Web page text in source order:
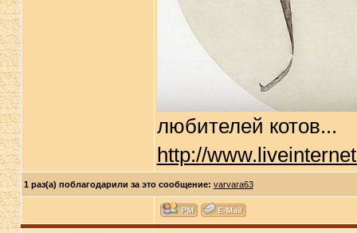
любителей котов...
http://
1 раз(а) поблагодарили за это сообщение: varvara63